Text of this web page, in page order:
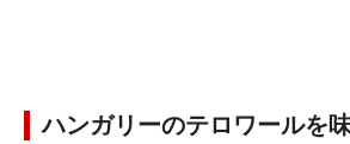
ハンガリーのテロワールを